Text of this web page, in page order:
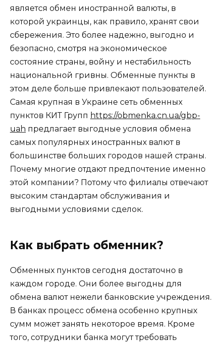
является обмен иностранной валюты, в
которой украинцы, как правило, хранят свои
сбережения. Это более надежно, выгодно и
безопасно, смотря на экономическое
состояние страны, войну и нестабильность
национальной гривны. Обменные пункты в
этом деле больше привлекают пользователей.
Самая крупная в Украине сеть обменных
пунктов КИТ Групп https://obmenka.cn.ua/gbp-
uah предлагает выгодные условия обмена
самых популярных иностранных валют в
большинстве больших городов нашей страны.
Почему многие отдают предпочтение именно
этой компании? Потому что филиалы отвечают
высоким стандартам обслуживания и
выгодными условиями сделок.
Как выбрать обменник?
Обменных пунктов сегодня достаточно в
каждом городе. Они более выгодны для
обмена валют нежели банковские учреждения.
В банках процесс обмена особенно крупных
сумм может занять некоторое время. Кроме
того, сотрудники банка могут требовать